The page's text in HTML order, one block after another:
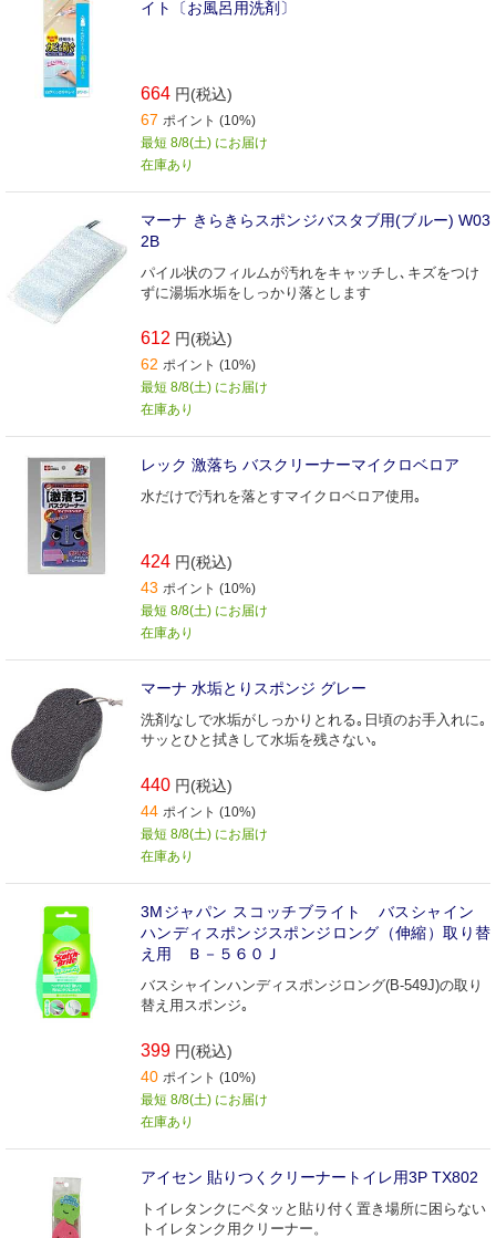
イト〔お風呂用洗剤〕
664 円(税込)
67 ポイント (10%)
最短 8/8(土) にお届け
在庫あり
マーナ きらきらスポンジバスタブ用(ブルー) W03
2B
パイル状のフィルムが汚れをキャッチし､キズをつけ
ずに湯垢水垢をしっかり落とします
612 円(税込)
62 ポイント (10%)
最短 8/8(土) にお届け
在庫あり
レック 激落ち バスクリーナーマイクロベロア
水だけで汚れを落とすマイクロベロア使用｡
424 円(税込)
43 ポイント (10%)
最短 8/8(土) にお届け
在庫あり
マーナ 水垢とりスポンジ グレー
洗剤なしで水垢がしっかりとれる｡日頃のお手入れに｡
サッとひと拭きして水垢を残さない｡
440 円(税込)
44 ポイント (10%)
最短 8/8(土) にお届け
在庫あり
3Mジャパン スコッチブライト バスシャイン
ハンディスポンジスポンジロング（伸縮）取り替
え用 Ｂ－５６０Ｊ
バスシャインハンディスポンジロング(B-549J)の取り
替え用スポンジ｡
399 円(税込)
40 ポイント (10%)
最短 8/8(土) にお届け
在庫あり
アイセン 貼りつくクリーナートイレ用3P TX802
トイレタンクにペタッと貼り付く置き場所に困らない
トイレタンク用クリーナー。